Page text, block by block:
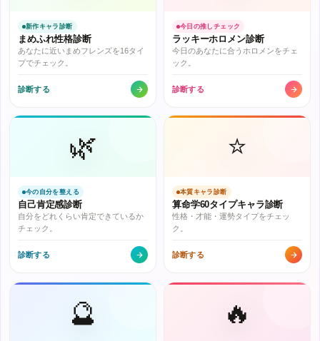
新作キャラ診断
まめふれ性格診断
あなたに近いまめフレンズを16タイ
プでチェック。
診断する
今日の推しチェック
ラッキーホロメン診断
今日のあなたに合うホロメンをチェ
ック。
診断する
🌿
今の自分を整える
自己肯定感診断
自分をどれくらい肯定できているか
チェック。
診断する
⭐
本質キャラ診断
算命学60タイプキャラ診断
性格・才能・運勢タイプをチェッ
ク。
診断する
🔮 🔥